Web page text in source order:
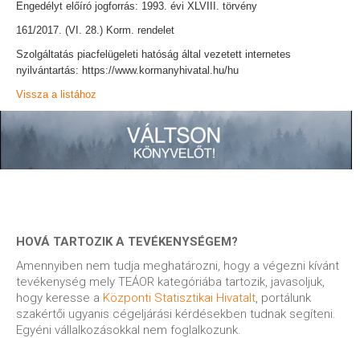
Engedélyt előíró jogforrás: 1993. évi XLVIII. törvény
161/2017. (VI. 28.) Korm. rendelet
Szolgáltatás piacfelügeleti hatóság által vezetett internetes
nyilvántartás: https://www.kormanyhivatal.hu/hu
Vissza a listához
HOVÁ TARTOZIK A TEVÉKENYSÉGEM?
Amennyiben nem tudja meghatározni, hogy a végezni kívánt
tevékenység mely TEÁOR kategóriába tartozik, javasoljuk,
hogy keresse a Központi Statisztikai Hivatalt , portálunk
szakértői ugyanis cégeljárási kérdésekben tudnak segíteni.
Egyéni vállalkozásokkal nem foglalkozunk.